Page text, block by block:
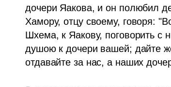
дочери Яакова, и он полюбил
Хамору, отцу своему, говоря:
Шхема, к Яакову, поговорить
душою к дочери вашей; дайте
отдавайте за нас, а наших